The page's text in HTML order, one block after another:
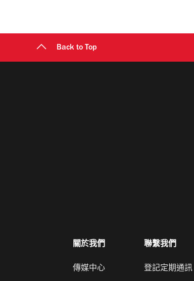
Back to Top
關於我們
傳媒中心
聯繫我們
登記定期通訊